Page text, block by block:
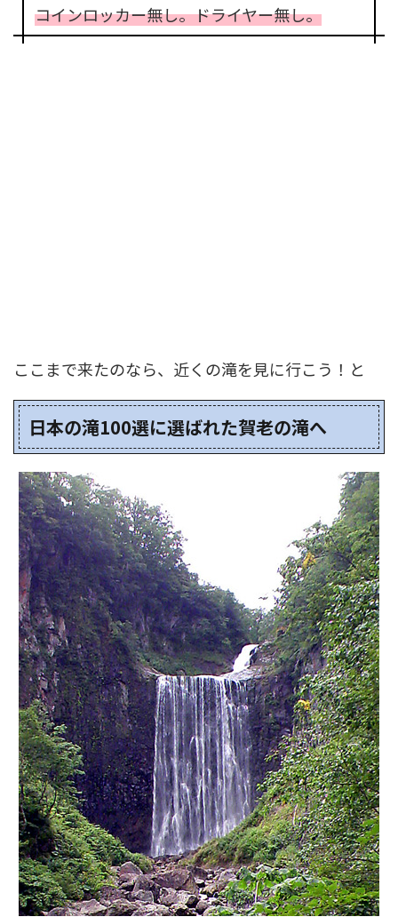
コインロッカー無し。ドライヤー無し。
ここまで来たのなら、近くの滝を見に行こう！と
日本の滝100選に選ばれた賀老の滝へ